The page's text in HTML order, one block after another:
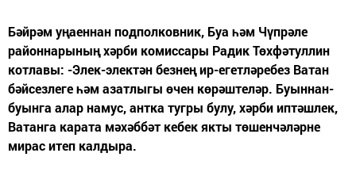
Бәйрәм уңаеннан подполковник, Буа һәм Чүпрәле
районнарының хәрби комиссары Радик Төхфәтуллин
котлавы: -Элек-электән безнең ир-егетләребез Ватан
бәйсезлеге һәм азатлыгы өчен көрәштеләр. Буыннан-
буынга алар намус, антка тугры булу, хәрби иптәшлек,
Ватанга карата мәхәббәт кебек якты төшенчәләрне
мирас итеп калдыра.